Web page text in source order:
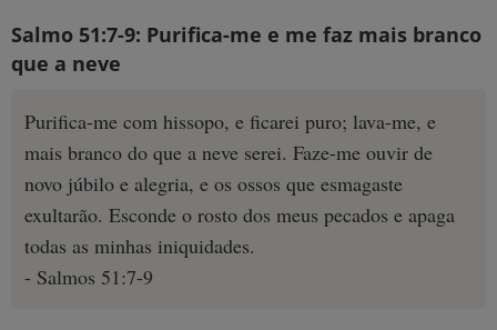
Salmo 51:7-9: Purifica-me e me faz mais branco
que a neve
Purifica-me com hissopo, e ficarei puro; lava-me, e
mais branco do que a neve serei. Faze-me ouvir de
novo júbilo e alegria, e os ossos que esmagaste
exultarão. Esconde o rosto dos meus pecados e apaga
todas as minhas iniquidades.
- Salmos 51:7-9